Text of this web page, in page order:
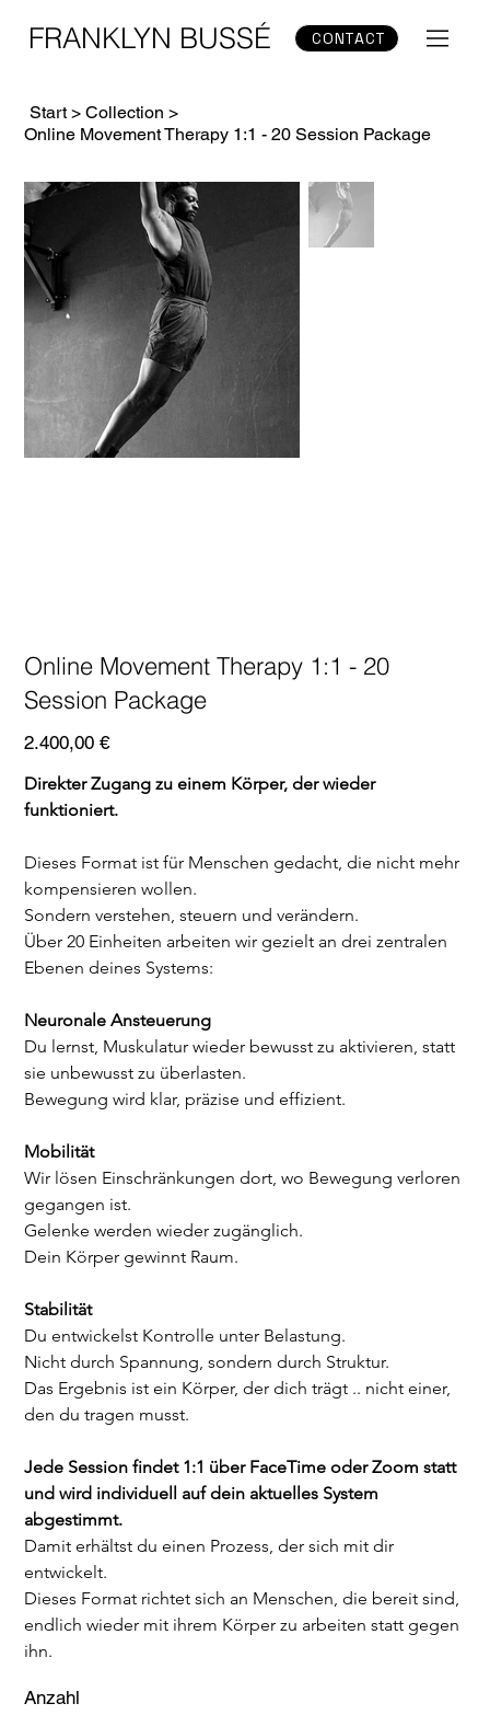
FRANKLYN BUSSÉ CONTACT
Start > Collection >
Online Movement Therapy 1:1 - 20 Session Package
Online Movement Therapy 1:1 - 20
Session Package
Preis
2.400,00 €
Direkter Zugang zu einem Körper, der wieder
funktioniert.
Dieses Format ist für Menschen gedacht, die nicht mehr
kompensieren wollen.
Sondern verstehen, steuern und verändern.
Über 20 Einheiten arbeiten wir gezielt an drei zentralen
Ebenen deines Systems:
Neuronale Ansteuerung
Du lernst, Muskulatur wieder bewusst zu aktivieren, statt
sie unbewusst zu überlasten.
Bewegung wird klar, präzise und effizient.
Mobilität
Wir lösen Einschränkungen dort, wo Bewegung verloren
gegangen ist.
Gelenke werden wieder zugänglich.
Dein Körper gewinnt Raum.
Stabilität
Du entwickelst Kontrolle unter Belastung.
Nicht durch Spannung, sondern durch Struktur.
Das Ergebnis ist ein Körper, der dich trägt .. nicht einer,
den du tragen musst.
Jede Session findet 1:1 über FaceTime oder Zoom statt
und wird individuell auf dein aktuelles System
abgestimmt.
Damit erhältst du einen Prozess, der sich mit dir
entwickelt.
Dieses Format richtet sich an Menschen, die bereit sind,
endlich wieder mit ihrem Körper zu arbeiten statt gegen
ihn.
Anzahl